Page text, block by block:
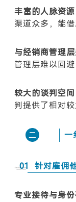
丰富的人脉资源
渠道众多，能
与经销商管理
管理层难以回
较大的谈判空间
判提供了相对
二 一
01 针对雇佣
专业接待与身